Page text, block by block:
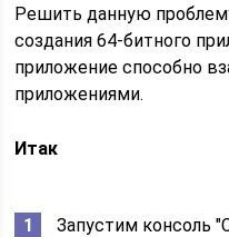
Решить данную
создания 64-битного
приложение способно
приложениями.
Итак
Запустим консоль